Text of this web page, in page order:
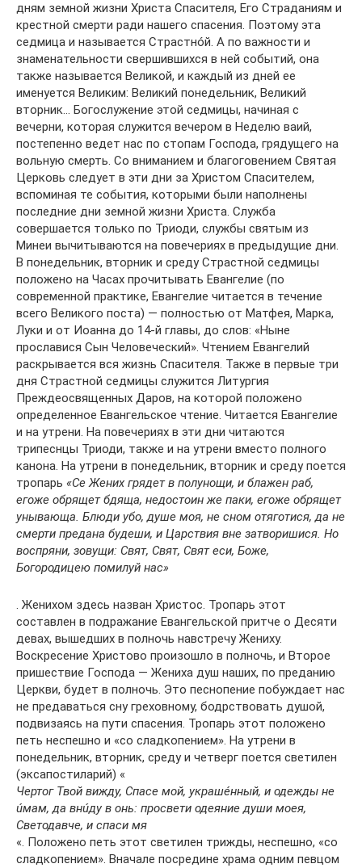
дням земной жизни Христа Спасителя, Его Страданиям и
крестной смерти ради нашего спасения. Поэтому эта
седмица и называется Страстнóй. А по важности и
знаменательности свершившихся в ней событий, она
также называется Великой, и каждый из дней ее
именуется Великим: Великий понедельник, Великий
вторник… Богослужение этой седмицы, начиная с
вечерни, которая служится вечером в Неделю ваий,
постепенно ведет нас по стопам Господа, грядущего на
вольную смерть. Со вниманием и благоговением Святая
Церковь следует в эти дни за Христом Спасителем,
вспоминая те события, которыми были наполнены
последние дни земной жизни Христа. Служба
совершается только по Триоди, службы святым из
Минеи вычитываются на повечериях в предыдущие дни.
В понедельник, вторник и среду Страстной седмицы
положено на Часах прочитывать Евангелие (по
современной практике, Евангелие читается в течение
всего Великого поста) — полностью от Матфея, Марка,
Луки и от Иоанна до 14-й главы, до слов: «Ныне
прославися Сын Человеческий». Чтением Евангелий
раскрывается вся жизнь Спасителя. Также в первые три
дня Страстной седмицы служится Литургия
Преждеосвященных Даров, на которой положено
определенное Евангельское чтение. Читается Евангелие
и на утрени. На повечериях в эти дни читаются
трипеснцы Триоди, также и на утрени вместо полного
канона. На утрени в понедельник, вторник и среду поется
тропарь «Се Жених грядет в полунощи, и блажен раб,
егоже обрящет бдяща, недостоин же паки, егоже обрящет
унывающа. Блюди убо, душе моя, не сном отяготися, да не
смерти предана будеши, и Царствия вне затворишися. Но
воспряни, зовущи: Свят, Свят, Свят еси, Боже,
Богородицею помилуй нас»
. Женихом здесь назван Христос. Тропарь этот
составлен в подражание Евангельской притче о Десяти
девах, вышедших в полночь навстречу Жениху.
Воскресение Христово произошло в полночь, и Второе
пришествие Господа — Жениха душ наших, по преданию
Церкви, будет в полночь. Это песнопение побуждает нас
не предаваться сну греховному, бодрствовать душой,
подвизаясь на пути спасения. Тропарь этот положено
петь неспешно и «со сладкопением». На утрени в
понедельник, вторник, среду и четверг поется светилен
(эксапостиларий) «
Чертог Твой вижду, Спасе мой, украшéнный, и одежды не
úмам, да внúду в онь: просвети одеяние души моея,
Светодавче, и спаси мя
«. Положено петь этот светилен трижды, неспешно, «со
сладкопением». Вначале посредине храма одним певцом